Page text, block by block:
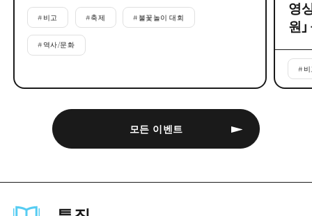
모든 이벤트
# 비고 #축제 # 불꽃놀이 대회
# 역사/문화
영
원
#